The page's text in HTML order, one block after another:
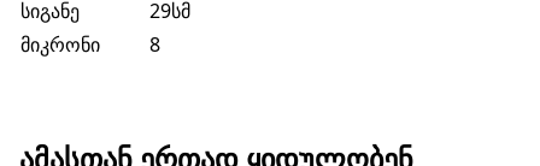
სიგანე
29სმ
მიკრონი
8